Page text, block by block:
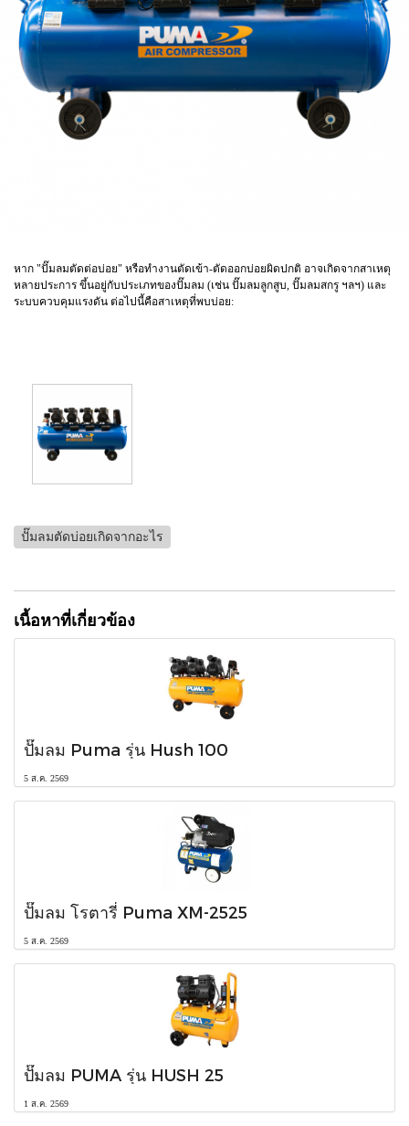
หาก "ปั๊มลมตัดต่อบ่อย" หรือทำงานตัดเข้า-ตัดออกบ่อยผิดปกติ อาจเกิดจากสาเหตุ
หลายประการ ขึ้นอยู่กับประเภทของปั๊มลม (เช่น ปั๊มลมลูกสูบ, ปั๊มลมสกรู ฯลฯ) และ
ระบบควบคุมแรงดัน ต่อไปนี้คือสาเหตุที่พบบ่อย:
ปั๊มลมตัดบ่อยเกิดจากอะไร
เนื้อหาที่เกี่ยวข้อง
ปั๊มลม Puma รุ่น Hush 100
5 ส.ค. 2569
ปั๊มลม โรตารี่ Puma XM-2525
5 ส.ค. 2569
ปั๊มลม PUMA รุ่น HUSH 25
1 ส.ค. 2569